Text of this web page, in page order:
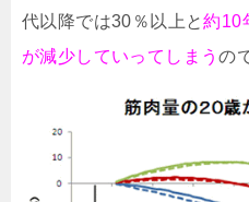
代以降では30％以上と約10
が減少していってしまうの